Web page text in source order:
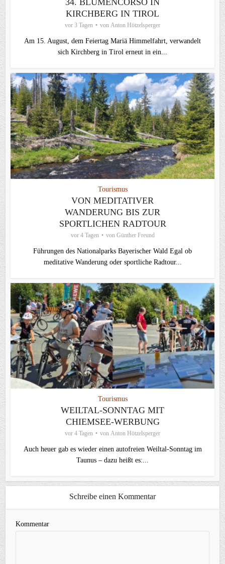
KIRCHBERG IN TIROL
vor 3 Tagen von Anton Hötzelsperger
Am 15. August, dem Feiertag Mariä Himmelfahrt, verwandelt
sich Kirchberg in Tirol erneut in ein...
Tourismus
VON MEDITATIVER
WANDERUNG BIS ZUR
SPORTLICHEN RADTOUR
vor 4 Tagen von Günther Freund
Führungen des Nationalparks Bayerischer Wald Egal ob
meditative Wanderung oder sportliche Radtour...
Tourismus
WEILTAL-SONNTAG MIT
CHIEMSEE-WERBUNG
vor 4 Tagen von Anton Hötzelsperger
Auch heuer gab es wieder einen autofreien Weiltal-Sonntag im
Taunus – dazu heißt es:...
Schreibe einen Kommentar
Kommentar